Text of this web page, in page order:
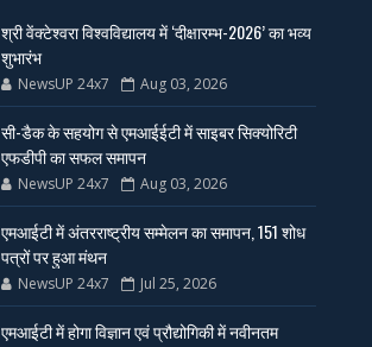
श्री वेंक्टेश्वरा विश्वविद्यालय में ‘दीक्षारम्भ-2026’ का भव्य
शुभारंभ
NewsUP 24x7 Aug 03, 2026
सी-डैक के सहयोग से एमआईईटी में साइबर सिक्योरिटी
एफडीपी का सफल समापन
NewsUP 24x7 Aug 03, 2026
एमआईटी में अंतरराष्ट्रीय सम्मेलन का समापन, 151 शोध
पत्रों पर हुआ मंथन
NewsUP 24x7 Jul 25, 2026
एमआईटी में होगा विज्ञान एवं प्रौद्योगिकी में नवीनतम